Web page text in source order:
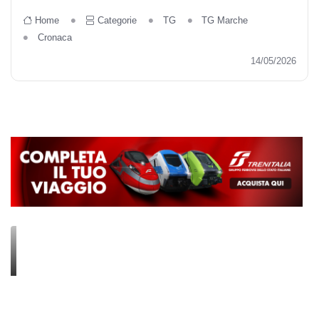
Home Categorie TG
TG Marche
Cronaca
14/05/2026